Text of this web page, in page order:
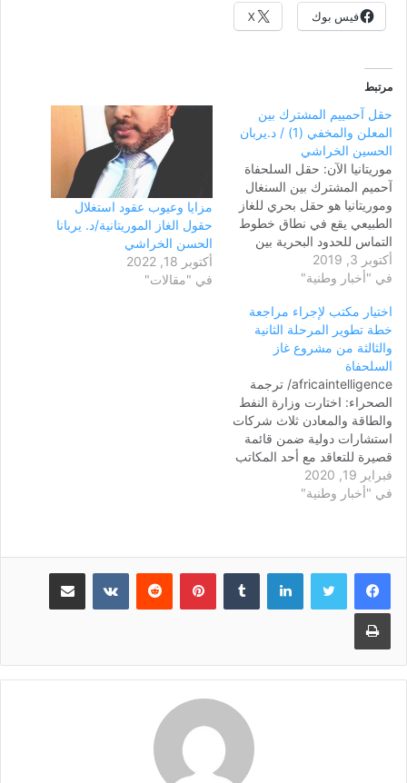
فيس بوك X
مرتبط
حقل آحمييم المشترك بين
المعلن والمخفي (1) / د.يربان
الحسين الخراشي
موريتانيا الآن: حقل السلحفاة
آحميم المشترك بين السنغال
وموريتانيا هو حقل بحري للغاز
الطبيعي يقع في نطاق خطوط
التماس للحدود البحرية بين
كلم من مدينة سان لوي
جيولوجية من صافي رواسب
الهيدروكربونات عالية الجودة
مخزونة في تشكيلة رملية يعود
عمرها إلى…
أكتوبر 3, 2019
في "أخبار وطنية"
مزايا وعيوب عقود استغلال
حقول الغاز الموريتانية/د. يربانا
الحسن الخراشي
أكتوبر 18, 2022
في "مقالات"
اختيار مكتب لإجراء مراجعة
خطة تطوير المرحلة الثانية
والثالثة من مشروع غاز
السلحفاة
africaintelligence/ ترجمة
الصحراء: اختارت وزارة النفط
والطاقة والمعادن ثلاث شركات
استشارات دولية ضمن قائمة
قصيرة للتعاقد مع أحد المكاتب
لإجراء مراجعة لخطة التطوير
للمرحلة الثانية والثالثة من
وهي فرع استشاري للمعهد
الفرنسي للبترول والطاقات
الجديدة (IFPEN) والشركة…
فبراير 19, 2020
في "أخبار وطنية"
لينكدإن بينتيريست مشاركة عبر البريد
طباعة